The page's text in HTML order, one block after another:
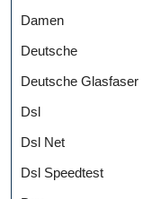
Damen
Deutsche
Deutsche Glasfaser
Dsl
Dsl Net
Dsl Speedtest